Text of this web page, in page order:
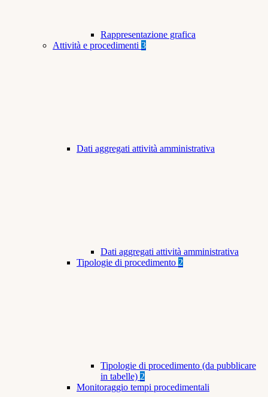
Rappresentazione grafica
Attività e procedimenti 3
Dati aggregati attività amministrativa
Dati aggregati attività amministrativa
Tipologie di procedimento 2
Tipologie di procedimento (da pubblicare
in tabelle) 2
Monitoraggio tempi procedimentali